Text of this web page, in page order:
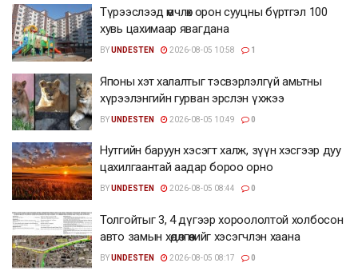
Түрээслээд өмчлөх орон сууцны бүртгэл 100
хувь цахимаар явагдана
BYUNDESTEN 2026-08-05 10:58 1
Японы хэт халалтыг тэсвэрлэлгүй амьтны
хүрээлэнгийн гурван эрслэн үхжээ
BYUNDESTEN 2026-08-05 10:49 0
Нутгийн баруун хэсэгт халж, зүүн хэсгээр дуу
цахилгаантай аадар бороо орно
BYUNDESTEN 2026-08-05 08:44 0
Толгойтыг 3, 4 дүгээр хороололтой холбосон
авто замын хөдөлгөөнийг хэсэгчлэн хаана
BYUNDESTEN 2026-08-05 08:17 0